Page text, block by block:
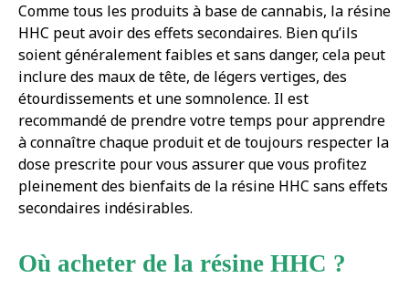
Comme tous les produits à base de cannabis, la résine
HHC peut avoir des effets secondaires. Bien qu’ils
soient généralement faibles et sans danger, cela peut
inclure des maux de tête, de légers vertiges, des
étourdissements et une somnolence. Il est
recommandé de prendre votre temps pour apprendre
à connaître chaque produit et de toujours respecter la
dose prescrite pour vous assurer que vous profitez
pleinement des bienfaits de la résine HHC sans effets
secondaires indésirables.
Où acheter de la résine HHC ?